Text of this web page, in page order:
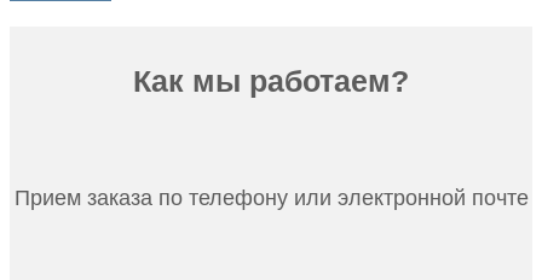
Как мы работаем?
Прием заказа по телефону или электронной почте